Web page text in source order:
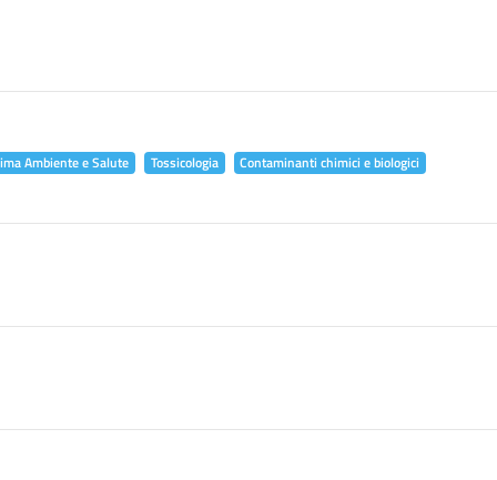
Ambiente e Salute Tossicologia Contaminanti chimici e biologici